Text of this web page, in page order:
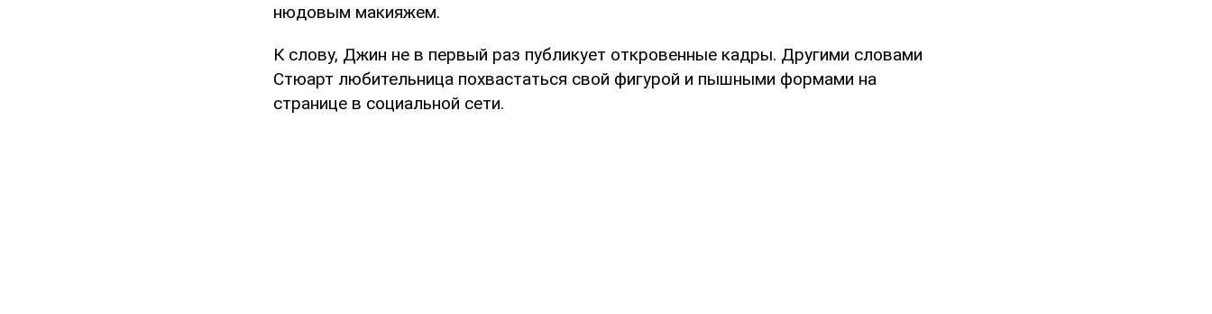
нюдовым макияжем.
К слову, Джин не в первый раз публикует откровенные кадры. Другими словами
Стюарт любительница похвастаться свой фигурой и пышными формами на
странице в социальной сети.